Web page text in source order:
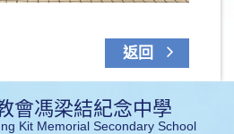
返回
會馮梁結紀念中學
Kit Memorial Secondary School